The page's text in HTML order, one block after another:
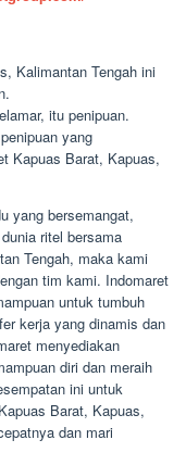
Kalimantan Tengah ini
itu penipuan.
yang
Kapuas Barat, Kapuas,
yang bersemangat,
ritel bersama
Tengah, maka kami
tim kami. Indomaret
untuk tumbuh
kerja yang dinamis dan
menyediakan
diri dan meraih
ini untuk
Barat, Kapuas,
dan mari